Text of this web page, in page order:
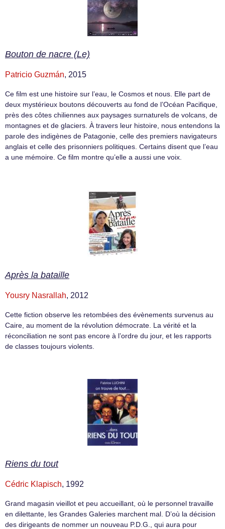
Bouton de nacre (Le)
Patricio Guzmán, 2015
Ce film est une histoire sur l’eau, le Cosmos et nous. Elle part de
deux mystérieux boutons découverts au fond de l’Océan Pacifique,
près des côtes chiliennes aux paysages surnaturels de volcans, de
montagnes et de glaciers. À travers leur histoire, nous entendons la
parole des indigènes de Patagonie, celle des premiers navigateurs
anglais et celle des prisonniers politiques. Certains disent que l’eau
a une mémoire. Ce film montre qu’elle a aussi une voix.
Après la bataille
Yousry Nasrallah, 2012
Cette fiction observe les retombées des évènements survenus au
Caire, au moment de la révolution démocrate. La vérité et la
réconciliation ne sont pas encore à l’ordre du jour, et les rapports
de classes toujours violents.
Riens du tout
Cédric Klapisch, 1992
Grand magasin vieillot et peu accueillant, où le personnel travaille
en dilettante, les Grandes Galeries marchent mal. D’où la décision
des dirigeants de nommer un nouveau P.D.G., qui aura pour